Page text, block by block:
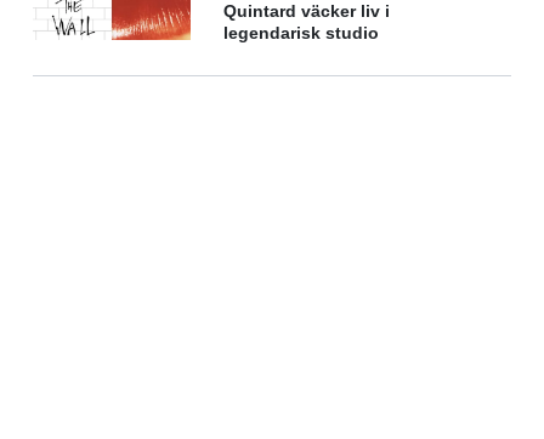
Quintard väcker liv i
legendarisk studio